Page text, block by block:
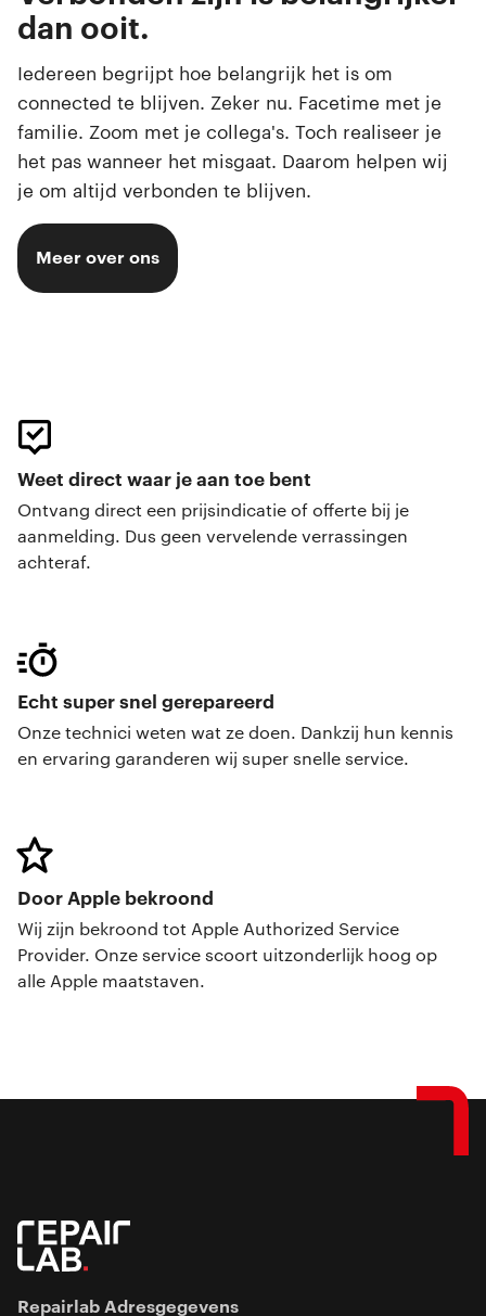
Swipen.
Selfies maken.
dan ooit.
Iedereen begrijpt hoe belangrijk het is om
connected te blijven. Zeker nu. Facetime met je
familie. Zoom met je collega's. Toch realiseer je
het pas wanneer het misgaat. Daarom helpen wij
je om altijd verbonden te blijven.
Meer over ons
Weet direct waar je aan toe bent
Ontvang direct een prijsindicatie of offerte bij je
aanmelding. Dus geen vervelende verrassingen
achteraf.
Echt super snel gerepareerd
Onze technici weten wat ze doen. Dankzij hun kennis
en ervaring garanderen wij super snelle service.
Door Apple bekroond
Wij zijn bekroond tot Apple Authorized Service
Provider. Onze service scoort uitzonderlijk hoog op
alle Apple maatstaven.
Repairlab Adresgegevens